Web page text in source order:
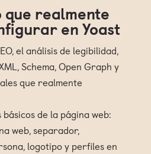
que realmente
en Yoast
el análisis de legibilidad,
Schema, Open Graph y
que realmente
de la página web:
web, separador,
logotipo y perfiles en